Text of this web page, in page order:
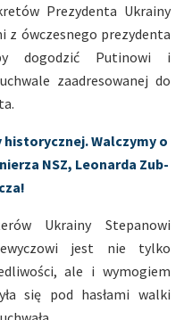
Prezydenta Ukrainy
z ówczesnego prezydenta
dogodzić Putinowi i
zaadresowanej do
historycznej. Walczymy o
NSZ, Leonarda Zub-
Ukrainy Stepanowi
jest nie tylko
ale i wymogiem
się pod hasłami walki